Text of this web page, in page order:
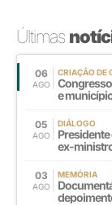
Últimas
06
AGO
CRIAÇÃO DE
e
05
AGO
DIÁLOGO
ex-
03
AGO
MEMÓRIA